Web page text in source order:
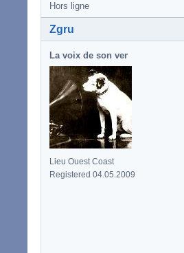
Hors ligne
Zgru
La voix de son ver
Lieu Ouest Coast
Registered 04.05.2009